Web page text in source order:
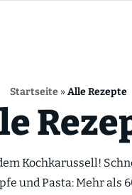
Startseite»Alle Rezepte
Kochkarussell!
und Pasta: Mehr